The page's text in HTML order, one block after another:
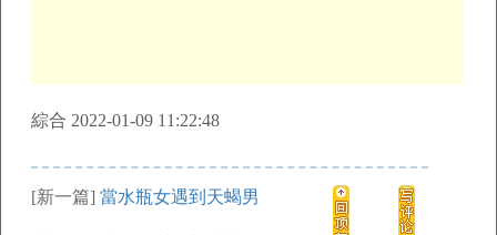
綜合 2022-01-09 11:22:48
[新一篇] 當水瓶女遇到天蝎男